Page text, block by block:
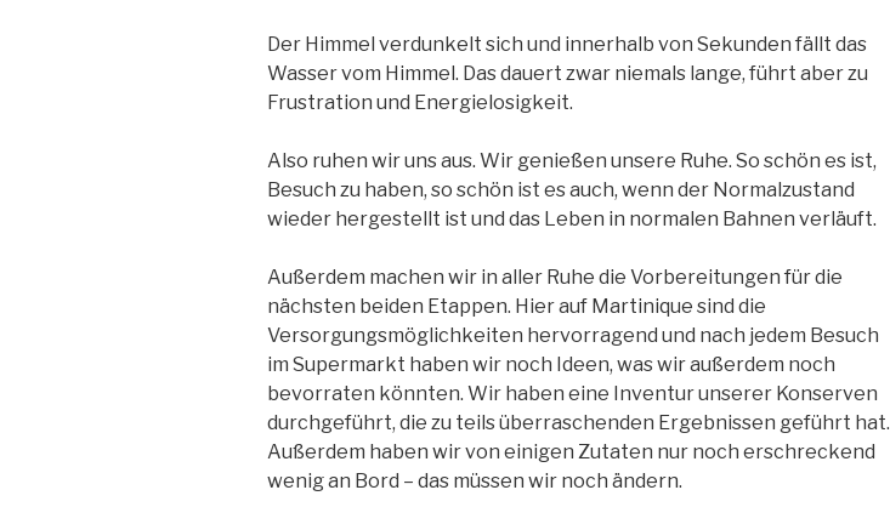
Der Himmel verdunkelt sich und innerhalb von Sekunden fällt das
Wasser vom Himmel. Das dauert zwar niemals lange, führt aber zu
Frustration und Energielosigkeit.
Also ruhen wir uns aus. Wir genießen unsere Ruhe. So schön es ist,
Besuch zu haben, so schön ist es auch, wenn der Normalzustand
wieder hergestellt ist und das Leben in normalen Bahnen verläuft.
Außerdem machen wir in aller Ruhe die Vorbereitungen für die
nächsten beiden Etappen. Hier auf Martinique sind die
Versorgungsmöglichkeiten hervorragend und nach jedem Besuch
im Supermarkt haben wir noch Ideen, was wir außerdem noch
bevorraten könnten. Wir haben eine Inventur unserer Konserven
durchgeführt, die zu teils überraschenden Ergebnissen geführt hat.
Außerdem haben wir von einigen Zutaten nur noch erschreckend
wenig an Bord – das müssen wir noch ändern.